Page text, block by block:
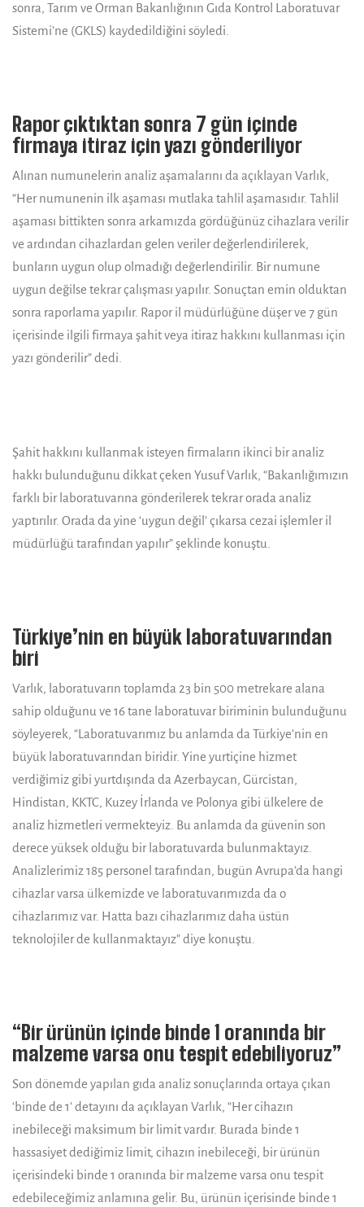
sonra, Tarım ve Orman Bakanlığının Gıda Kontrol Laboratuvar
Sistemi’ne (GKLS) kaydedildiğini söyledi.
Rapor çıktıktan sonra 7 gün içinde
firmaya itiraz için yazı gönderiliyor
Alınan numunelerin analiz aşamalarını da açıklayan Varlık,
“Her numunenin ilk aşaması mutlaka tahlil aşamasıdır. Tahlil
aşaması bittikten sonra arkamızda gördüğünüz cihazlara verilir
ve ardından cihazlardan gelen veriler değerlendirilerek,
bunların uygun olup olmadığı değerlendirilir. Bir numune
uygun değilse tekrar çalışması yapılır. Sonuçtan emin olduktan
sonra raporlama yapılır. Rapor il müdürlüğüne düşer ve 7 gün
içerisinde ilgili firmaya şahit veya itiraz hakkını kullanması için
yazı gönderilir” dedi.
Şahit hakkını kullanmak isteyen firmaların ikinci bir analiz
hakkı bulunduğunu dikkat çeken Yusuf Varlık, “Bakanlığımızın
farklı bir laboratuvarına gönderilerek tekrar orada analiz
yaptırılır. Orada da yine ‘uygun değil’ çıkarsa cezai işlemler il
müdürlüğü tarafından yapılır” şeklinde konuştu.
Türkiye’nin en büyük laboratuvarından
biri
Varlık, laboratuvarın toplamda 23 bin 500 metrekare alana
sahip olduğunu ve 16 tane laboratuvar biriminin bulunduğunu
söyleyerek, “Laboratuvarımız bu anlamda da Türkiye’nin en
büyük laboratuvarından biridir. Yine yurtiçine hizmet
verdiğimiz gibi yurtdışında da Azerbaycan, Gürcistan,
Hindistan, KKTC, Kuzey İrlanda ve Polonya gibi ülkelere de
analiz hizmetleri vermekteyiz. Bu anlamda da güvenin son
derece yüksek olduğu bir laboratuvarda bulunmaktayız.
Analizlerimiz 185 personel tarafından, bugün Avrupa’da hangi
cihazlar varsa ülkemizde ve laboratuvarımızda da o
cihazlarımız var. Hatta bazı cihazlarımız daha üstün
teknolojiler de kullanmaktayız” diye konuştu.
“Bir ürünün içinde binde 1 oranında bir
malzeme varsa onu tespit edebiliyoruz”
Son dönemde yapılan gıda analiz sonuçlarında ortaya çıkan
‘binde de 1′ detayını da açıklayan Varlık, “Her cihazın
inebileceği maksimum bir limit vardır. Burada binde 1
hassasiyet dediğimiz limit, cihazın inebileceği, bir ürünün
içerisindeki binde 1 oranında bir malzeme varsa onu tespit
edebileceğimiz anlamına gelir. Bu, ürünün içerisinde binde 1